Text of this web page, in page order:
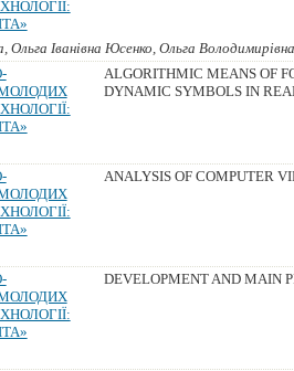
Іванівна Юсенко, Ольга
ALGORITHMIC MEANS OF
DYNAMIC SYMBOLS IN
ANALYSIS OF COMPUTER
DEVELOPMENT AND MAIN